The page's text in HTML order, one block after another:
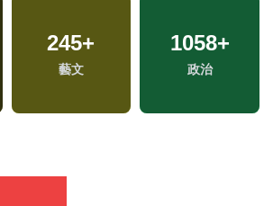
245+
藝文
1058+
政治